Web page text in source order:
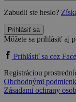
Zabudli ste heslo?
Prihlásiť sa
Môžete sa prihlásiť aj
Prihlásiť sa cez
Registráciou
Obchodnými
Zásadami ochrany